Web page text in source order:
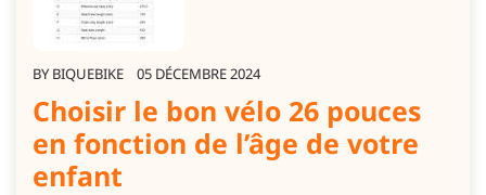
BY BIQUEBIKE 05 DÉCEMBRE 2024
Choisir le bon vélo 26 pouces
en fonction de l’âge de votre
enfant